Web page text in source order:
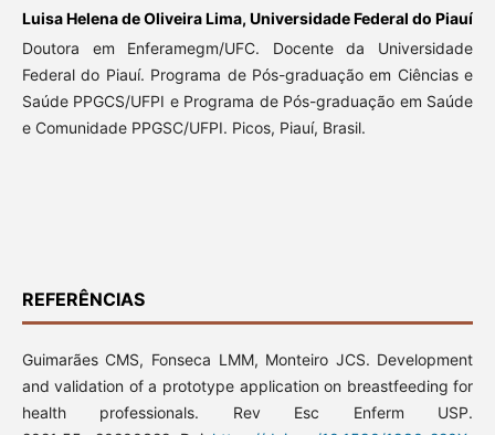
Luisa Helena de Oliveira Lima, Universidade Federal do Piauí
Doutora em Enferamegm/UFC. Docente da Universidade
Federal do Piauí. Programa de Pós-graduação em Ciências e
Saúde PPGCS/UFPI e Programa de Pós-graduação em Saúde
e Comunidade PPGSC/UFPI. Picos, Piauí, Brasil.
REFERÊNCIAS
Guimarães CMS, Fonseca LMM, Monteiro JCS. Development
and validation of a prototype application on breastfeeding for
health professionals. Rev Esc Enferm USP.